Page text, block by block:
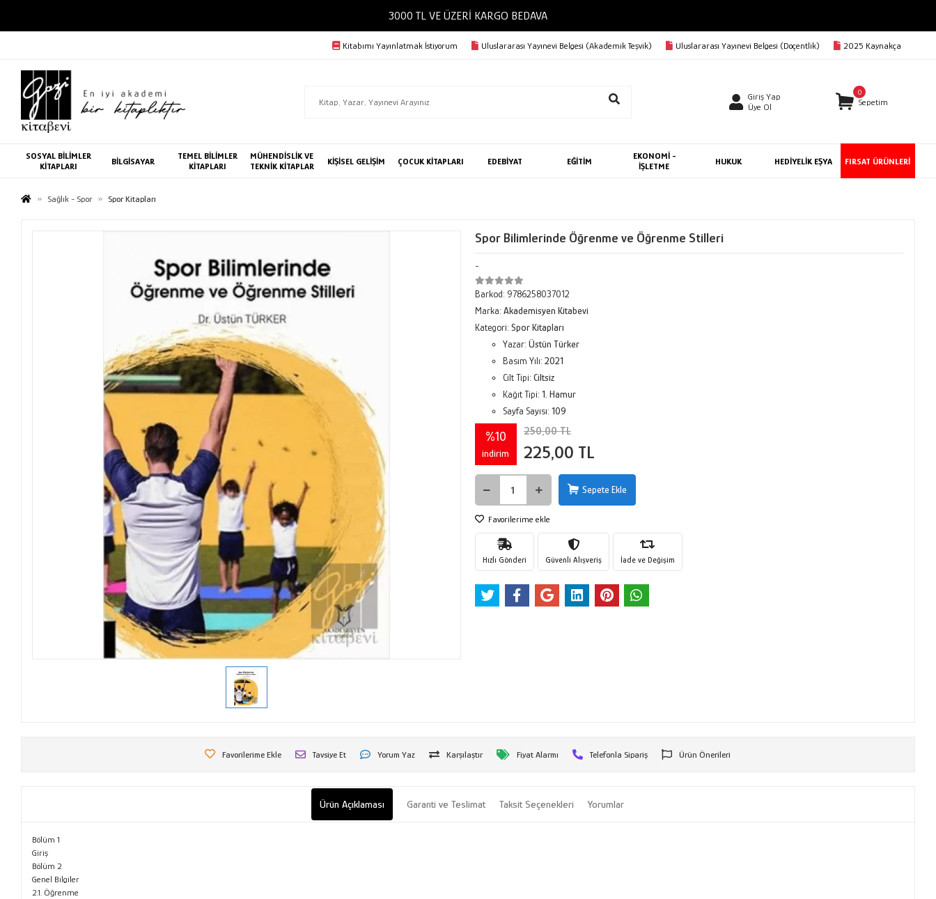
3000 TL VE ÜZERİ KARGO BEDAVA
Kitabımı Yayınlatmak İstiyorum Uluslararası Yayınevi Belgesi (Akademik Teşvik) Uluslararası Yayınevi Belgesi (Doçentlik) 2025 Kaynakça
Giriş Yap
Üye Ol
0
Sepetim
SOSYAL BİLİMLER
KİTAPLARI
BİLGİSAYAR
TEMEL BİLİMLER
KİTAPLARI
MÜHENDİSLİK VE
TEKNİK KİTAPLAR
KİŞİSEL GELİŞİM ÇOCUK KİTAPLARI EDEBİYAT EĞİTİM
EKONOMİ -
İŞLETME
HUKUK HEDİYELİK EŞYA FIRSAT ÜRÜNLERİ
Sağlık - Spor Spor Kitapları
Spor Bilimlerinde Öğrenme ve Öğrenme Stilleri
-
Barkod: 9786258037012
Marka: Akademisyen Kitabevi
Kategori: Spor Kitapları
Yazar: Üstün Türker
Basım Yılı: 2021
Cilt Tipi: Ciltsiz
Kağıt Tipi: 1. Hamur
Sayfa Sayısı: 109
%10
indirim
250,00 TL
225,00 TL
Sepete Ekle
Favorilerime ekle
Hızlı Gönderi Güvenli Alışveriş İade ve Değişim
Favorilerime Ekle Tavsiye Et Yorum Yaz Karşılaştır Fiyat Alarmı Telefonla Sipariş Ürün Önerileri
Ürün Açıklaması Garanti ve Teslimat Taksit Seçenekleri Yorumlar
Bölüm 1
Giriş
Bölüm 2
Genel Bilgiler
2.1. Öğrenme